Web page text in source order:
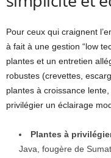
Pour ceux qui craignent
à fait à une gestion “low
plantes et un entretien
robustes (crevettes,
plantes à croissance
privilégier un éclairage
Plantes à
Java, fougère de